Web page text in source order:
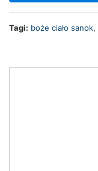
Tagi: boże ciało sanok,